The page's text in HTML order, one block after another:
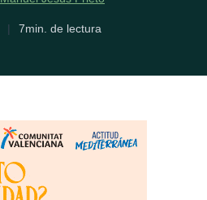
| 7min. de lectura